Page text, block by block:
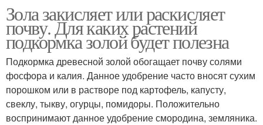
Зола закисляет или раскисляет
почву. Для каких растений
подкормка золой будет полезна
Подкормка древесной золой обогащает почву солями
фосфора и калия. Данное удобрение часто вносят сухим
порошком или в растворе под картофель, капусту,
свеклу, тыкву, огурцы, помидоры. Положительно
воспринимают данное удобрение смородина, земляника.